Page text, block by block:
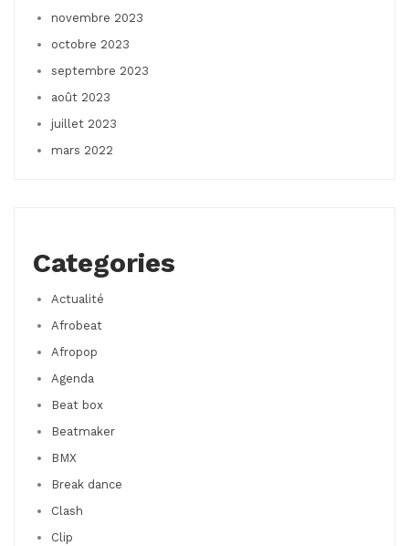
novembre 2023
octobre 2023
septembre 2023
août 2023
juillet 2023
mars 2022
Categories
Actualité
Afrobeat
Afropop
Agenda
Beat box
Beatmaker
BMX
Break dance
Clash
Clip